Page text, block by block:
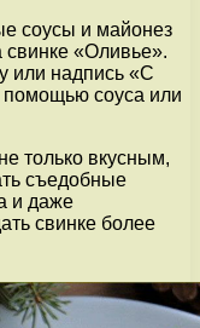
соусы и майонез
свинке «Оливье».
или надпись «С
помощью соуса или
только вкусным,
съедобные
и даже
свинке более